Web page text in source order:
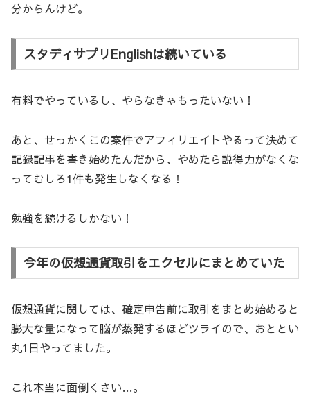
分からんけど。
スタディサプリEnglishは続いている
有料でやっているし、やらなきゃもったいない！
あと、せっかくこの案件でアフィリエイトやるって決めて
記録記事を書き始めたんだから、やめたら説得力がなくな
ってむしろ1件も発生しなくなる！
勉強を続けるしかない！
今年の仮想通貨取引をエクセルにまとめていた
仮想通貨に関しては、確定申告前に取引をまとめ始めると
膨大な量になって脳が蒸発するほどツライので、おととい
丸1日やってました。
これ本当に面倒くさい…。